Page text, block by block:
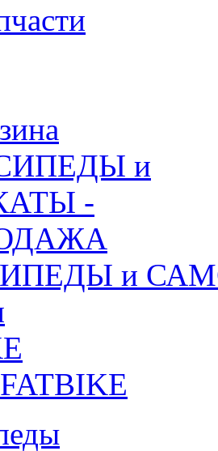
и